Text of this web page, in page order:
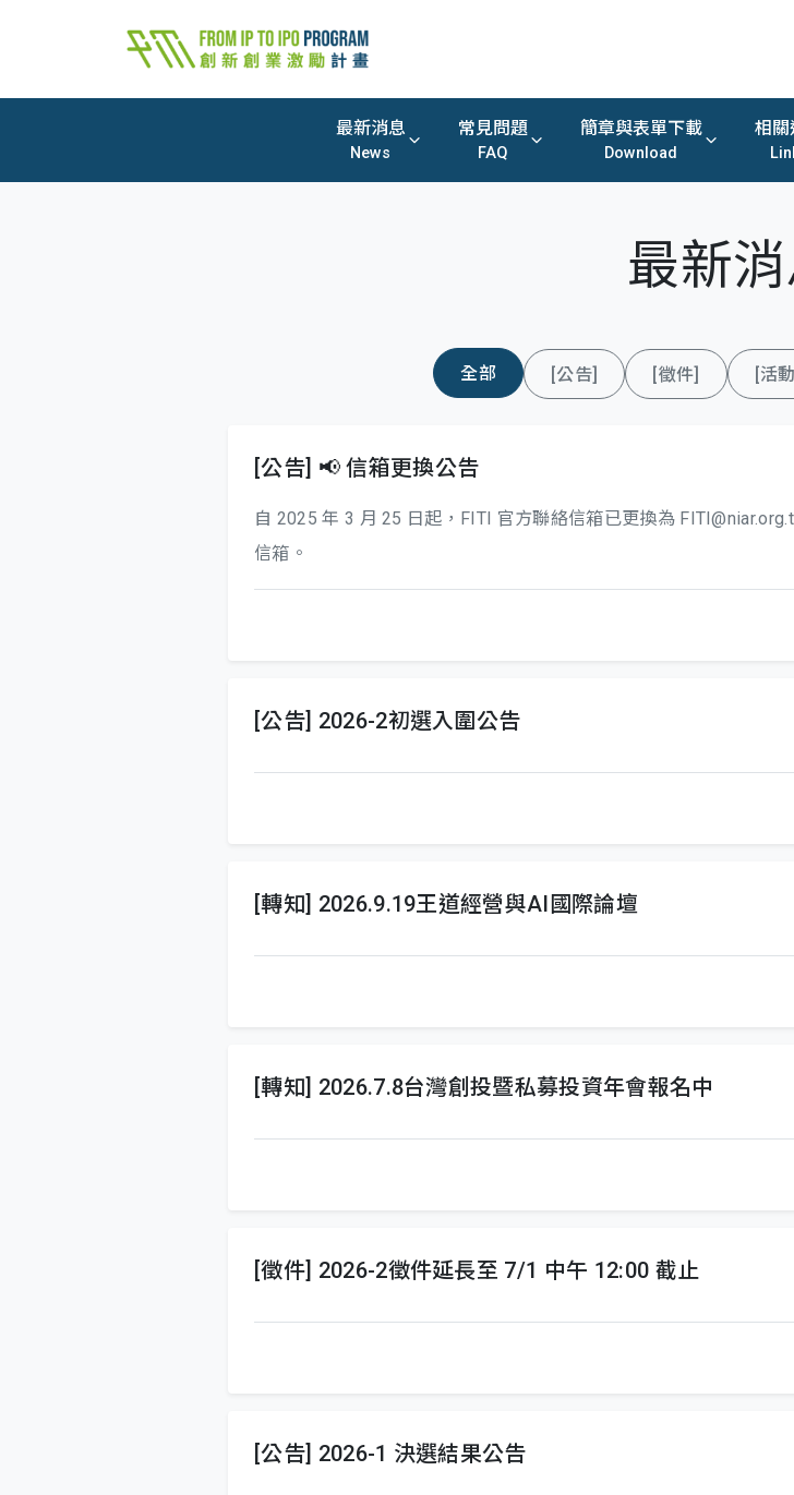
最新消息
News
常見問題
FAQ
簡章與表單下載
Download
相關
最新
全部 [公告] [徵件] [活
[公告] 📢 信箱更換公告
自 2025 年 3 月 25 日起，FITI 官方聯絡信箱已更換為
信箱。
[公告] 2026-2初選入圍公告
[轉知] 2026.9.19王道經營與AI國際論壇
[轉知] 2026.7.8台灣創投暨私募投資年會報名中
[徵件] 2026-2徵件延長至 7/1 中午 12:00 截止
[公告] 2026-1 決選結果公告